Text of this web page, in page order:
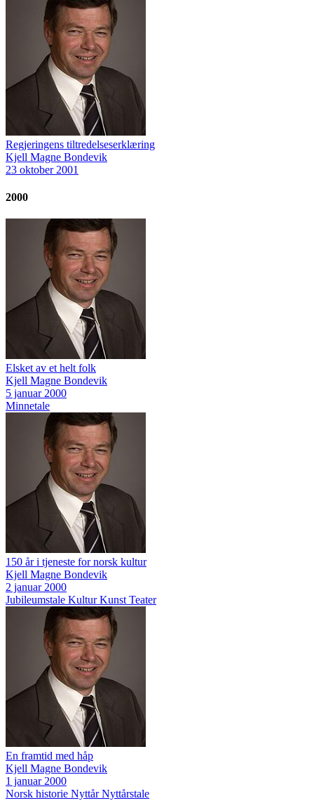
Regjeringens tiltredelseserklæring
Kjell Magne Bondevik
23 oktober 2001
2000
Elsket av et helt folk
Kjell Magne Bondevik
5 januar 2000
Minnetale
150 år i tjeneste for norsk kultur
Kjell Magne Bondevik
2 januar 2000
Jubileumstale Kultur Kunst Teater
En framtid med håp
Kjell Magne Bondevik
1 januar 2000
Norsk historie Nyttår Nyttårstale